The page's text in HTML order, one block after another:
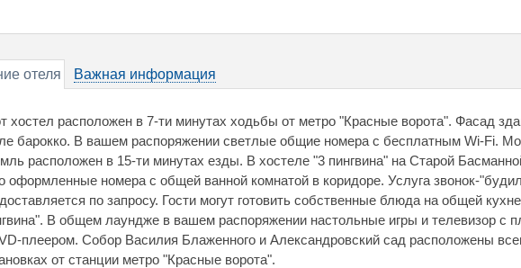
отеля Важная информация
хостел расположен в 7-ти минутах ходьбы от метро "Красные ворота". Фасад
барокко. В вашем распоряжении светлые общие номера с бесплатным Wi-Fi.
расположен в 15-ти минутах езды. В хостеле "3 пингвина" на Старой
оформленные номера с общей ванной комнатой в коридоре. Услуга звонок-
по запросу. Гости могут готовить собственные блюда на общей
В общем лаундже в вашем распоряжении настольные игры и телевизор с
плеером. Собор Василия Блаженного и Александровский сад расположены
от станции метро "Красные ворота".